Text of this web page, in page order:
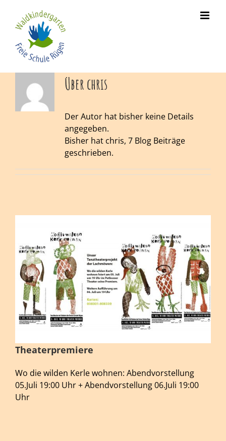
content
Über chris
Der Autor hat bisher keine Details
angegeben.
Bisher hat chris, 7 Blog Beiträge
geschrieben.
Theaterpremiere
Wo die wilden Kerle wohnen: Abendvorstellung
05.Juli 19:00 Uhr + Abendvorstellung 06.Juli 19:00
Uhr